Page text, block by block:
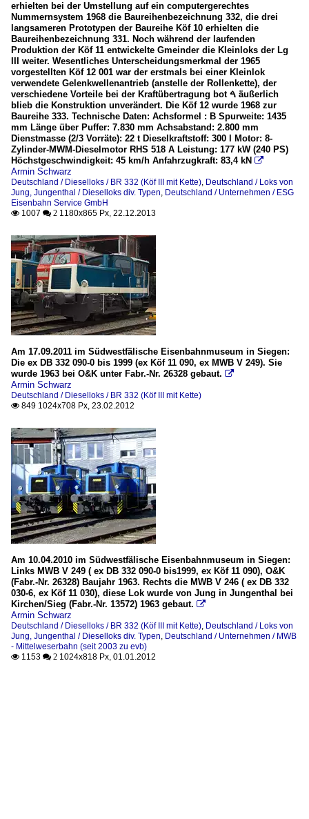
erhielten bei der Umstellung auf ein computergerechtes
Nummernsystem 1968 die Baureihenbezeichnung 332, die drei
langsameren Prototypen der Baureihe Köf 10 erhielten die
Baureihenbezeichnung 331. Noch während der laufenden
Produktion der Köf 11 entwickelte Gmeinder die Kleinloks der Lg
III weiter. Wesentliches Unterscheidungsmerkmal der 1965
vorgestellten Köf 12 001 war der erstmals bei einer Kleinlok
verwendete Gelenkwellenantrieb (anstelle der Rollenkette), der
verschiedene Vorteile bei der Kraftübertragung bot ࠓ äußerlich
blieb die Konstruktion unverändert. Die Köf 12 wurde 1968 zur
Baureihe 333. Technische Daten: Achsformel : B Spurweite: 1435
mm Länge über Puffer: 7.830 mm Achsabstand: 2.800 mm
Dienstmasse (2/3 Vorräte): 22 t Dieselkraftstoff: 300 l Motor: 8-
Zylinder-MWM-Dieselmotor RHS 518 A Leistung: 177 kW (240 PS)
Höchstgeschwindigkeit: 45 km/h Anfahrzugkraft: 83,4 kN 
Armin Schwarz
Deutschland / Dieselloks / BR 332 (Köf III mit Kette), Deutschland / Loks von
Jung, Jungenthal / Dieselloks div. Typen, Deutschland / Unternehmen / ESG
Eisenbahn Service GmbH
 1007  2 1180x865 Px, 22.12.2013
Am 17.09.2011 im Südwestfälische Eisenbahnmuseum in Siegen:
Die ex DB 332 090-0 bis 1999 (ex Köf 11 090, ex MWB V 249). Sie
wurde 1963 bei O&K unter Fabr.-Nr. 26328 gebaut. 
Armin Schwarz
Deutschland / Dieselloks / BR 332 (Köf III mit Kette)
 849 1024x708 Px, 23.02.2012
Am 10.04.2010 im Südwestfälische Eisenbahnmuseum in Siegen:
Links MWB V 249 ( ex DB 332 090-0 bis1999, ex Köf 11 090), O&K
(Fabr.-Nr. 26328) Baujahr 1963. Rechts die MWB V 246 ( ex DB 332
030-6, ex Köf 11 030), diese Lok wurde von Jung in Jungenthal bei
Kirchen/Sieg (Fabr.-Nr. 13572) 1963 gebaut. 
Armin Schwarz
Deutschland / Dieselloks / BR 332 (Köf III mit Kette), Deutschland / Loks von
Jung, Jungenthal / Dieselloks div. Typen, Deutschland / Unternehmen / MWB
- Mittelweserbahn (seit 2003 zu evb)
 1153  2 1024x818 Px, 01.01.2012